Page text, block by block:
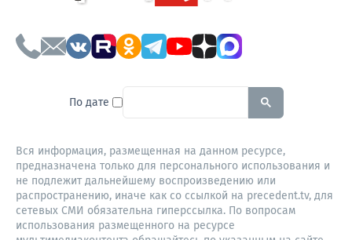
По дате To search this site, enter a
Вся информация, размещенная на данном ресурсе,
предназначена только для персонального использования и
не подлежит дальнейшему воспроизведению или
распространению, иначе как со ссылкой на precedent.tv, для
сетевых СМИ обязательна гиперссылка. По вопросам
использования размещенного на ресурсе